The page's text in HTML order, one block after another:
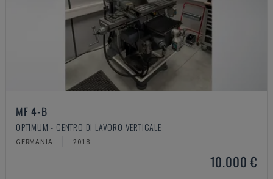
MF 4-B
OPTIMUM - CENTRO DI LAVORO VERTICALE
GERMANIA 2018
10.000 €